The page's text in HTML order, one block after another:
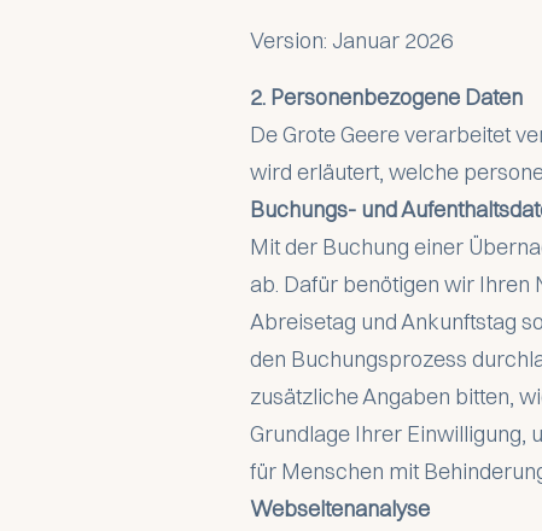
Version: Januar 2026
2. Personenbezogene Daten
De Grote Geere verarbeitet
wird erläutert, welche
Buchungs- und
Mit der Buchung einer
ab. Dafür benötigen wir Ihren
Abreisetag und Ankunftstag
den Buchungsprozess
zusätzliche Angaben bitten,
Grundlage Ihrer Einwilligung,
für Menschen mit
Webseitenanalyse